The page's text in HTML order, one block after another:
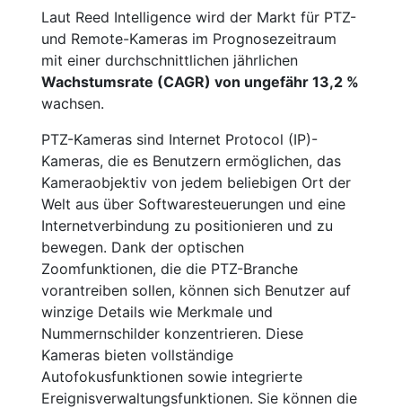
Laut Reed Intelligence wird der Markt für PTZ-
und Remote-Kameras im Prognosezeitraum
mit einer durchschnittlichen jährlichen
Wachstumsrate (CAGR) von ungefähr 13,2 %
wachsen.
PTZ-Kameras sind Internet Protocol (IP)-
Kameras, die es Benutzern ermöglichen, das
Kameraobjektiv von jedem beliebigen Ort der
Welt aus über Softwaresteuerungen und eine
Internetverbindung zu positionieren und zu
bewegen. Dank der optischen
Zoomfunktionen, die die PTZ-Branche
vorantreiben sollen, können sich Benutzer auf
winzige Details wie Merkmale und
Nummernschilder konzentrieren. Diese
Kameras bieten vollständige
Autofokusfunktionen sowie integrierte
Ereignisverwaltungsfunktionen. Sie können die